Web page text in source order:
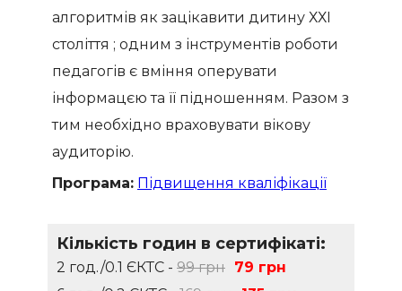
алгоритмів як зацікавити дитину ХХІ
століття ; одним з інструментів роботи
педагогів є вміння оперувати
інформацєю та її підношенням. Разом з
тим необхідно враховувати вікову
аудиторію.
Програма: Підвищення кваліфікації
Кількість годин в сертифікаті:
2 год./0.1 ЄКТС - 99 грн 79 грн